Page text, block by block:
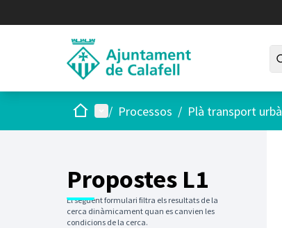
Inici Menú principal
/ Processos / Plà transport urbà
Propostes L1
El següent formulari filtra els resultats de la
cerca dinàmicament quan es canvien les
condicions de la cerca.